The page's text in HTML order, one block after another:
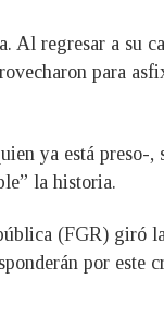
Al regresar a su
para
ya está preso-,
la historia.
(FGR) giró
por este